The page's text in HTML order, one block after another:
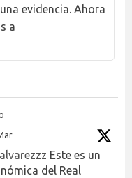
evidencia. Ahora
a
Este es un
del Real